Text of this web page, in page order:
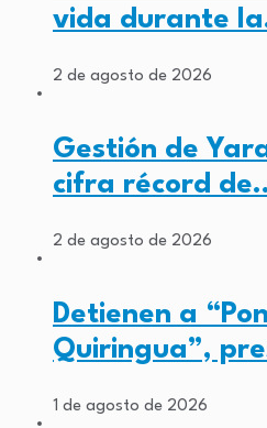
vida durante
2 de agosto de 2026
Gestión de
cifra récord
2 de agosto de 2026
Detienen a
Quiringua”,
1 de agosto de 2026